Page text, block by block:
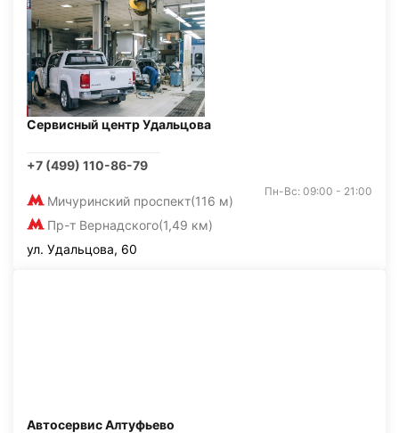
Сервисный центр Удальцова
+7 (499) 110-86-79
Мичуринский проспект(116 м)
Пр-т Вернадского(1,49 км)
Пн-Вс: 09:00 - 21:00
ул. Удальцова, 60
Автосервис Алтуфьево